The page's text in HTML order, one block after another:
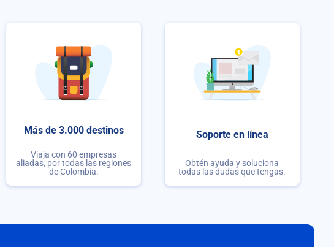
Más de 3.000 destinos
Viaja con 60 empresas
aliadas, por todas las regiones
de Colombia.
Soporte en línea
Obtén ayuda y soluciona
todas las dudas que tengas.